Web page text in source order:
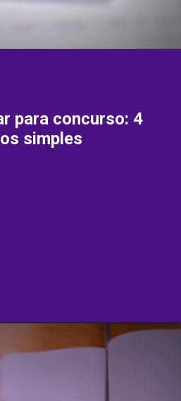
para concurso: 4
simples
amp